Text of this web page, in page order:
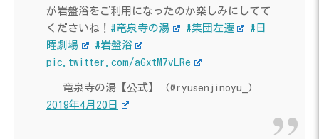
が岩盤浴をご利用になったのか楽しみにしてて
くださいね！ #竜泉寺の湯 #集団左遷
#日
曜劇場
#岩盤浴
pic.twitter.com/aGxtM7vLRe
— 竜泉寺の湯【公式】 (@ryusenjinoyu_)
2019年4月20日